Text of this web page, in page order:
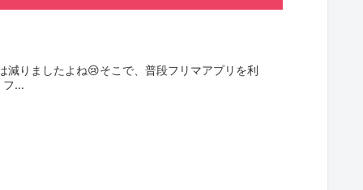
りましたよね😢そこで、普段フリマアプリを利
フ...